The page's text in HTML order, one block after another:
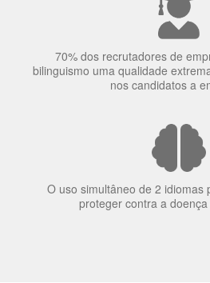
70% dos recrutadores de
bilinguismo uma qualidade
O uso simultâneo de 2 idiomas
proteger contra a doença